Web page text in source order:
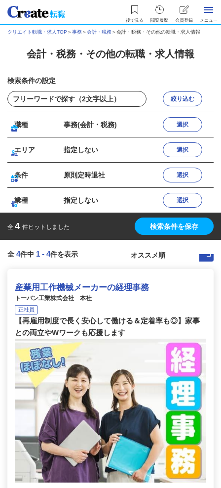
後で見る 閲覧履歴 会員登録 メニュー
クリエイト転職・求人TOP ＞事務＞会計・税務＞会計・税務・その他の転職・求人情報
会計・税務・その他の転職・求人情報
検索条件の設定
絞り込む
職種 事務(会計・税務) 選択
エリア 指定しない 選択
条件 原則定時退社 選択
業種 指定しない 選択
全 4 件ヒットしました 検索条件を保存
全 4件中 1 - 4件を表示
産業用工作機械メーカーの経理事務
トーバン工業株式会社 本社
正社員
【再雇用制度で長く安心して働ける＆定着率も◎】家事
との両立やWワークも応援します